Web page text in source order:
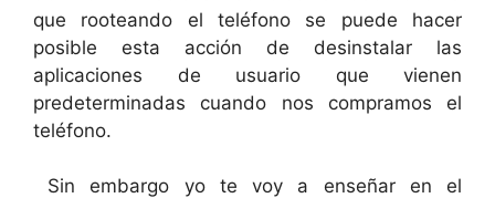
que rooteando el teléfono se puede hacer
posible esta acción de desinstalar las
aplicaciones de usuario que vienen
predeterminadas cuando nos compramos el
teléfono.
Sin embargo yo te voy a enseñar en el